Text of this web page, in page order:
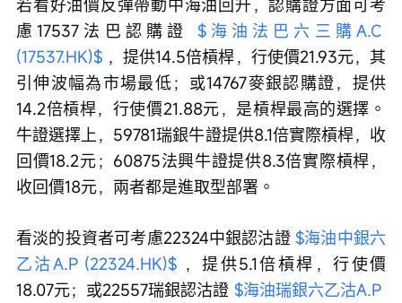
慮17537法巴認購證 $海油法巴六三購A.C
(17537.HK)$ ，提供14.5倍槓桿，行使價21.93元，其
引伸波幅為市場最低；或14767麥銀認購證，提供
14.2倍槓桿，行使價21.88元，是槓桿最高的選擇。
牛證選擇上，59781瑞銀牛證提供8.1倍實際槓桿，收
回價18.2元；60875法興牛證提供8.3倍實際槓桿，
收回價18元，兩者都是進取型部署。
看淡的投資者可考慮22324中銀認沽證 $海油中銀六
乙沽A.P (22324.HK)$ ，提供5.1倍槓桿，行使價
18.07元；或22557瑞銀認沽證 $海油瑞銀六乙沽A.P